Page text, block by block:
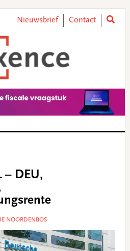
Nieuwsbrief Contact
– DEU,
NOORDENBOS